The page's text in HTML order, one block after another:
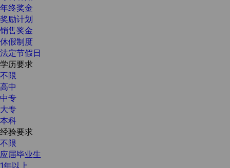
年终奖金
奖励计划
销售奖金
休假制度
法定节假日
学历要求
不限
高中
中专
大专
本科
经验要求
不限
应届毕业生
1年以上